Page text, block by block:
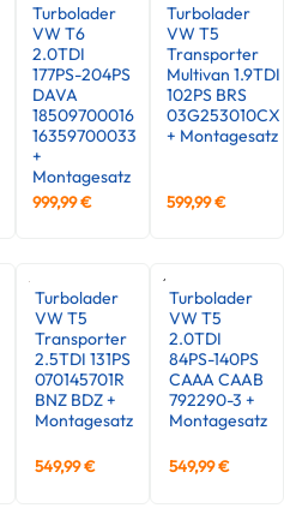
Turbolader
VW T6
2.0TDI
177PS-204PS
DAVA
18509700016
16359700033
+
Montagesatz
999,99€
Turbolader
VW T5
Transporter
Multivan 1.9TDI
102PS BRS
03G253010CX
+ Montagesatz
599,99€
Turbolader
VW T5
Transporter
2.5TDI 131PS
070145701R
BNZ BDZ +
Montagesatz
549,99€
Turbolader
VW T5
2.0TDI
84PS-140PS
CAAA CAAB
792290-3 +
Montagesatz
549,99€